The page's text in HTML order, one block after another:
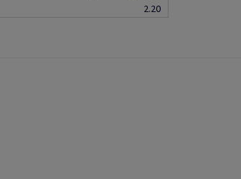
2.20